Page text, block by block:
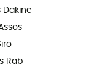
Dakine
Rab